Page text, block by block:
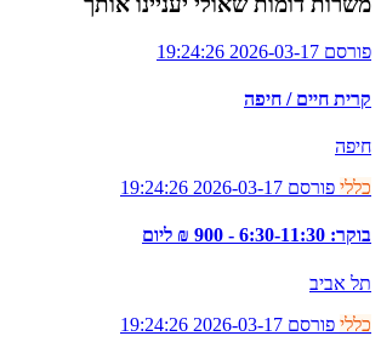
פורסם 2026-03-17 19:24:26
קרית חיים / חיפה
חיפה
כללי פורסם 2026-03-17 19:24:26
בוקר: 6:30-11:30 - 900 ₪ ליום
תל אביב
כללי פורסם 2026-03-17 19:24:26